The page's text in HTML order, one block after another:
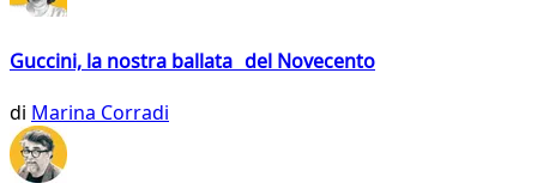
Guccini, la nostra ballata del Novecento
di Marina Corradi